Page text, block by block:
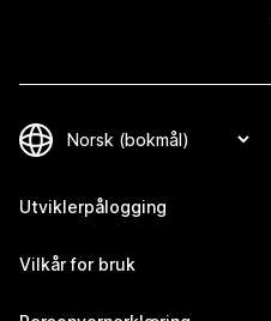
Utviklerpålogging
Vilkår for bruk